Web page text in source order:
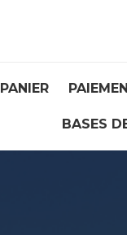
PANIER
BASES